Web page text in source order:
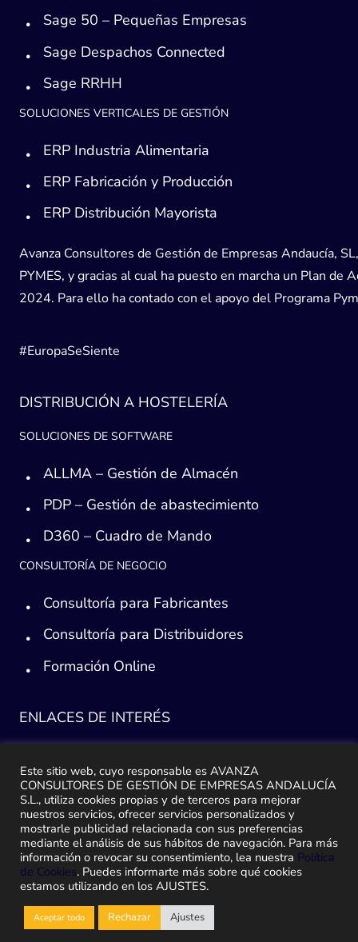
Sage 50 – Pequeñas Empresas
Sage Despachos Connected
Sage RRHH
SOLUCIONES VERTICALES DE GESTIÓN
ERP Industria Alimentaria
ERP Fabricación y Producción
ERP Distribución Mayorista
Avanza Consultores de Gestión de Empresas Andaucía,
PYMES, y gracias al cual ha puesto en marcha un Plan
2024. Para ello ha contado con el apoyo del Programa
#EuropaSeSiente
DISTRIBUCIÓN A HOSTELERÍA
SOLUCIONES DE SOFTWARE
ALLMA – Gestión de Almacén
PDP – Gestión de abastecimiento
D360 – Cuadro de Mando
CONSULTORÍA DE NEGOCIO
Consultoría para Fabricantes
Consultoría para Distribuidores
Formación Online
ENLACES DE INTERÉS
Implantación ERP
Plan de ayuda Sage
Migración y traspaso de datos
Medidas Ley Antifraude
Este sitio web, cuyo responsable es AVANZA
CONSULTORES DE GESTIÓN DE EMPRESAS ANDALUCÍA
S.L., utiliza cookies propias y de terceros para mejorar
nuestros servicios, ofrecer servicios personalizados y
mostrarle publicidad relacionada con sus preferencias
mediante el análisis de sus hábitos de navegación. Para más
información o revocar su consentimiento, lea nuestra Política
de Cookies. Puedes informarte más sobre qué cookies
estamos utilizando en los AJUSTES.
Aceptar todo Rechazar Ajustes